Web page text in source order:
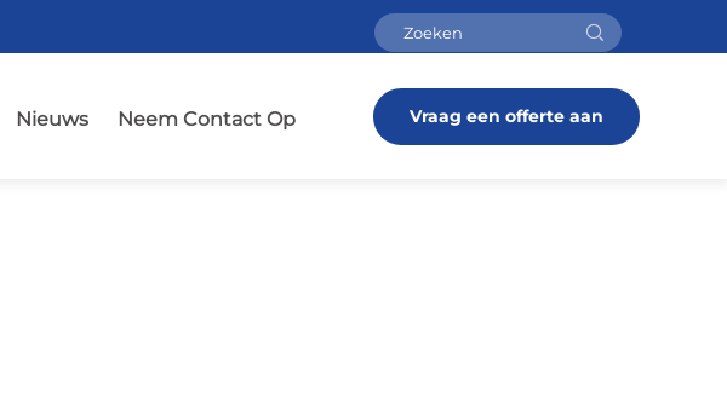
Nieuws Neem Contact Op Vraag een offerte aan